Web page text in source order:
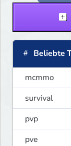
Beliebte
mcmmo
survival
pvp
pve